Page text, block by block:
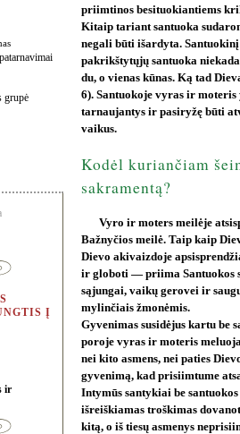
grupė
Į
ir
priimtinos besituokiantiems
Kitaip tariant santuoka
negali būti išardyta.
pakrikštytųjų santuoka
du, o vienas kūnas. Ką tad
6). Santuokoje vyras ir
tarnaujantys ir pasiryžę būti
vaikus.
Kodėl kuriančiam
sakramentą?
Vyro ir moters meilėje
Bažnyčios meilė. Taip kaip
Dievo akivaizdoje
ir globoti — priima Santuokos
sąjungai, vaikų gerovei ir
mylinčiais žmonėmis.
Gyvenimas susidėjus kartu be
poroje vyras ir moteris
nei kito asmens, nei paties
gyvenimą, kad prisiimtume
Intymūs santykiai be
išreiškiamas troškimas
kitą, o iš tiesų asmenys